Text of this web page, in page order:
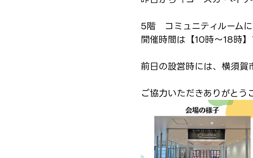
5階　コミュニティルームに
開催時間は【10時～18時
前日の設営時には、横須賀
ご協力いただきありがと